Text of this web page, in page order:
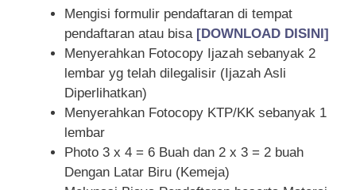
Mengisi formulir pendaftaran di tempat
pendaftaran atau bisa [DOWNLOAD DISINI]
Menyerahkan Fotocopy Ijazah sebanyak 2
lembar yg telah dilegalisir (Ijazah Asli
Diperlihatkan)
Menyerahkan Fotocopy KTP/KK sebanyak 1
lembar
Photo 3 x 4 = 6 Buah dan 2 x 3 = 2 buah
Dengan Latar Biru (Kemeja)